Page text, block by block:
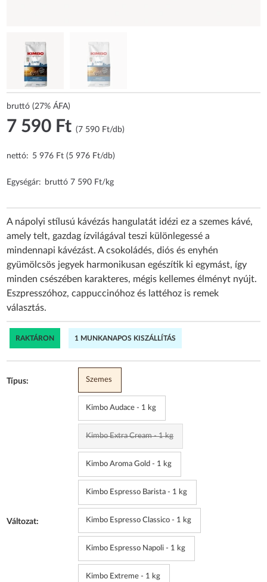
bruttó (27% ÁFA)
7 590 Ft(7 590 Ft/db)
nettó: 5 976 Ft (5 976 Ft/db)
Egységár: bruttó 7 590 Ft/kg
A nápolyi stílusú kávézás hangulatát idézi ez a szemes kávé,
amely telt, gazdag ízvilágával teszi különlegessé a
mindennapi kávézást. A csokoládés, diós és enyhén
gyümölcsös jegyek harmonikusan egészítik ki egymást, így
minden csészében karakteres, mégis kellemes élményt nyújt.
Eszpresszóhoz, cappuccinóhoz és lattéhoz is remek
választás.
RAKTÁRON 1 MUNKANAPOS KISZÁLLÍTÁS
Típus: Szemes
Változat:
Kimbo Audace - 1 kg
Kimbo Extra Cream - 1 kg
Kimbo Aroma Gold - 1 kg
Kimbo Espresso Barista - 1 kg
Kimbo Espresso Classico - 1 kg
Kimbo Espresso Napoli - 1 kg
Kimbo Extreme - 1 kg